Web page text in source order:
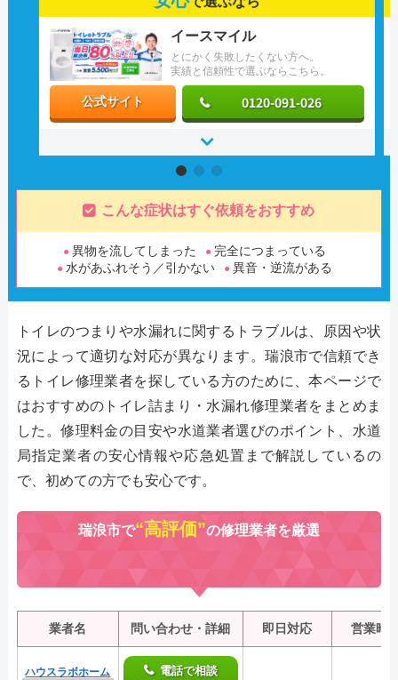
とにかく失敗したくない方へ。
実績と信頼性で選ぶならこちら。
イースマイル
公式サイト 0120-091-026
こんな症状はすぐ依頼をおすすめ
異物を流してしまった
完全につまっている
水があふれそう／引かない
異音・逆流がある
トイレのつまりや水漏れに関するトラブルは、原因や状
況によって適切な対応が異なります。瑞浪市で信頼でき
るトイレ修理業者を探している方のために、本ページで
はおすすめのトイレ詰まり・水漏れ修理業者をまとめま
した。修理料金の目安や水道業者選びのポイント、水道
局指定業者の安心情報や応急処置まで解説しているの
で、初めての方でも安心です。
瑞浪市で“高評価”の修理業者を厳選
業者名 問い合わせ・詳細 即日対応 営業時
ハウスラボホーム 電話で相談